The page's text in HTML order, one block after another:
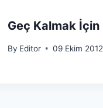
Geç Kalmak İçin
By Editor 09 Ekim 2012